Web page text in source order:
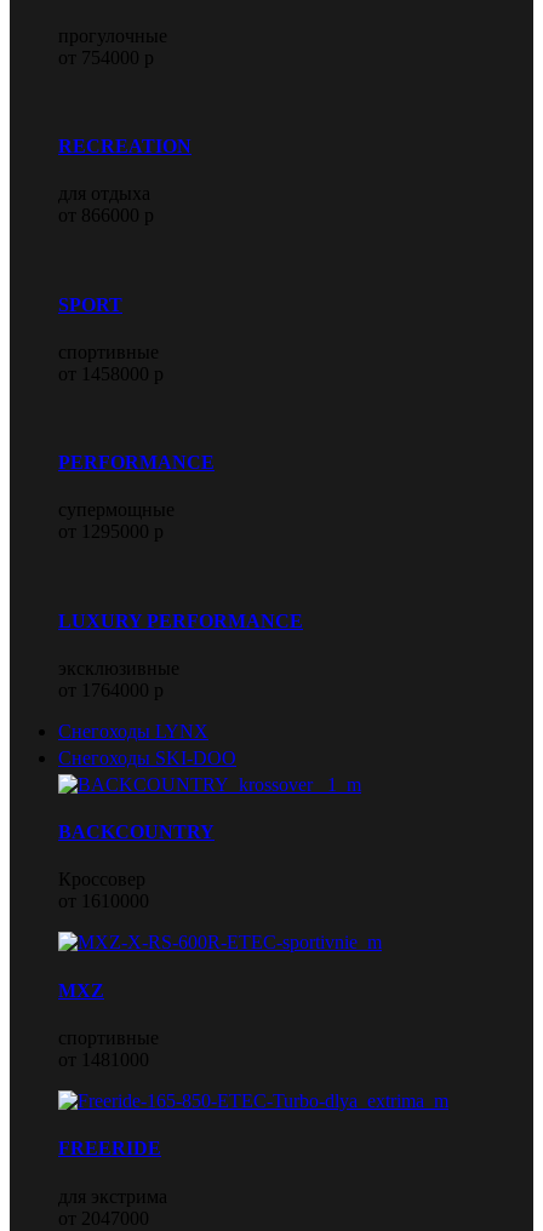
прогулочные
от 754000 р
RECREATION
для отдыха
от 866000 р
SPORT
спортивные
от 1458000 р
PERFORMANCE
супермощные
от 1295000 р
LUXURY PERFORMANCE
эксклюзивные
от 1764000 р
Снегоходы LYNX
Снегоходы SKI-DOO
BACKCOUNTRY
Кроссовер
от 1610000
MXZ
спортивные
от 1481000
FREERIDE
для экстрима
от 2047000